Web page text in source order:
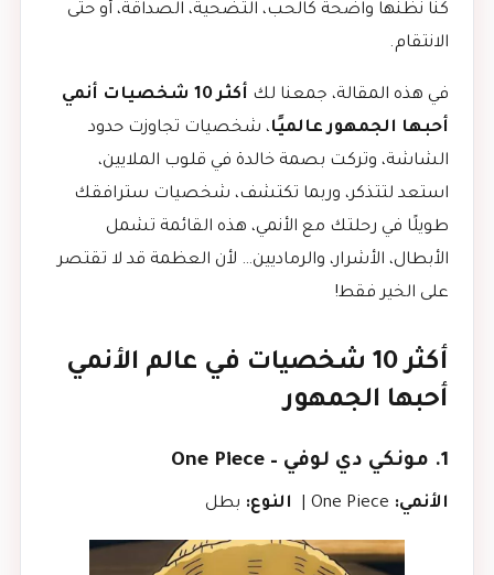
كنا نظنها واضحة كالحب، التضحية، الصداقة، أو حتى
الانتقام.
في هذه المقالة، جمعنا لك
أكثر 10 شخصيات أنمي
أحبها الجمهور عالميًا، شخصيات تجاوزت حدود
الشاشة، وتركت بصمة خالدة في قلوب الملايين،
استعد لتتذكر، وربما تكتشف، شخصيات سترافقك
طويلًا في رحلتك مع الأنمي، هذه القائمة تشمل
الأبطال، الأشرار، والرماديين… لأن العظمة قد لا تقتصر
على الخير فقط!
أكثر 10 شخصيات في عالم الأنمي
أحبها الجمهور
1. مونكي دي لوفي – One Piece
الأنمي: النوع: بطل